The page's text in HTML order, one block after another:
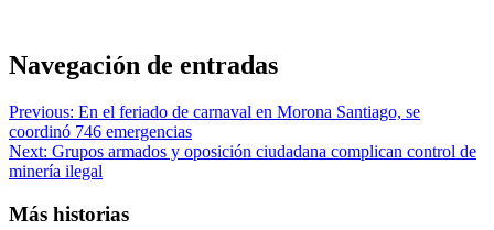
Navegación de entradas
Previous: En el feriado de carnaval en Morona Santiago, se
coordinó 746 emergencias
Next: Grupos armados y oposición ciudadana complican control de
minería ilegal
Más historias